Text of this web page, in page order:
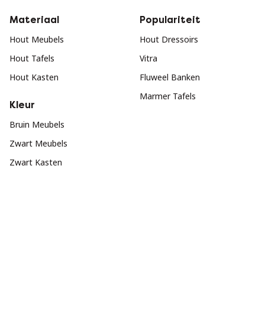
Materiaal
Hout Meubels
Hout Tafels
Hout Kasten
Kleur
Bruin Meubels
Zwart Meubels
Zwart Kasten
Populariteit
Hout Dressoirs
Vitra
Fluweel Banken
Marmer Tafels